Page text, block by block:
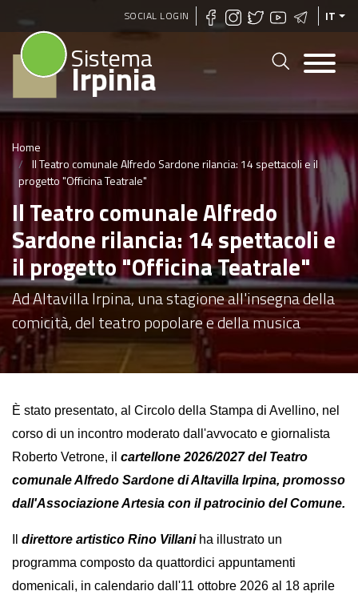
Salta
al
principale
SOCIAL LOGIN IT
Sistema
Irpinia
Home
Il Teatro comunale Alfredo Sardone rilancia: 14 spettacoli e il
progetto "Officina Teatrale"
Il Teatro comunale Alfredo
Sardone rilancia: 14 spettacoli e
il progetto "Officina Teatrale"
Ad Altavilla Irpina, una stagione all'insegna della
comicità, del teatro popolare e della musica
È stato presentato, al Circolo della Stampa di Avellino, nel
corso di un incontro moderato dall'avvocato e giornalista
Roberto Vetrone, il cartellone 2026/2027 del Teatro
comunale Alfredo Sardone di Altavilla Irpina, promosso
dall'Associazione Artesia con il patrocinio del Comune.
direttore artistico Rino Villani ha illustrato un
programma composto da quattordici appuntamenti
domenicali, in calendario dall'11 ottobre 2026 al 18 aprile